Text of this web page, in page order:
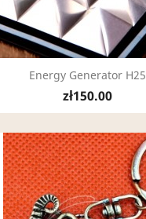
Energy Generator H25
zł150.00